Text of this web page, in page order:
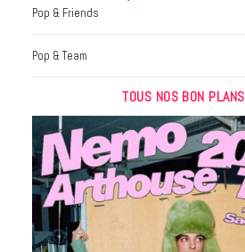
Pop & Friends
Pop & Team
TOUS NOS BON PLANS